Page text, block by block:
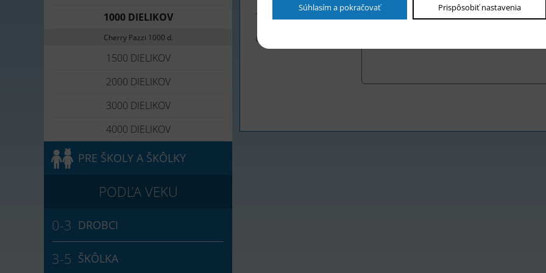
1000 DIELIKOV
Cherry Pazzi 1000 d.
1500 DIELIKOV
2000 DIELIKOV
3000 DIELIKOV
4000 DIELIKOV
PRE ŠKOLY A ŠKÔLKY
DROBCI
ŠKÔLKA
Telefón
Otázka
Súhlasím a pokračovať Prispôsobiť nastavenia